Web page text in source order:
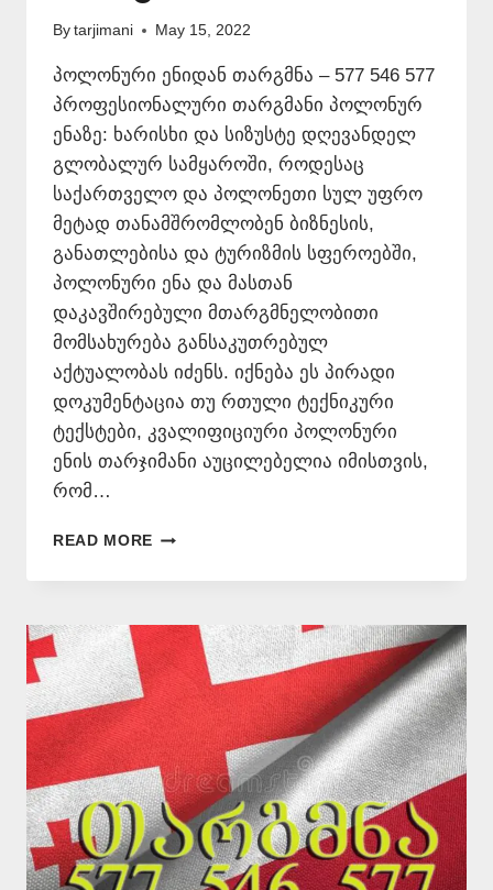
By tarjimani May 15, 2022
პოლონური ენიდან თარგმნა – 577 546 577
პროფესიონალური თარგმანი პოლონურ
ენაზე: ხარისხი და სიზუსტე დღევანდელ
გლობალურ სამყაროში, როდესაც
საქართველო და პოლონეთი სულ უფრო
მეტად თანამშრომლობენ ბიზნესის,
განათლებისა და ტურიზმის სფეროებში,
პოლონური ენა და მასთან
დაკავშირებული მთარგმნელობითი
მომსახურება განსაკუთრებულ
აქტუალობას იძენს. იქნება ეს პირადი
დოკუმენტაცია თუ რთული ტექნიკური
ტექსტები, კვალიფიციური პოლონური
ენის თარჯიმანი აუცილებელია იმისთვის,
რომ…
READ MORE ᲞᲝᲚᲝᲜᲣᲠᲘ
ᲗᲐᲠᲒᲛᲜᲐ
577
546
577